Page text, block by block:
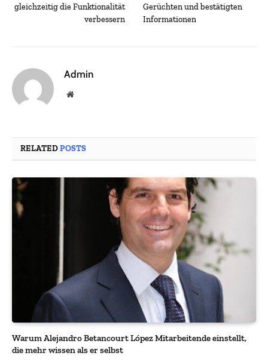
gleichzeitig die Funktionalität
verbessern
Gerüchten und bestätigten
Informationen
Admin
Website
RELATEDPOSTS
Warum Alejandro Betancourt López Mitarbeitende einstellt,
die mehr wissen als er selbst